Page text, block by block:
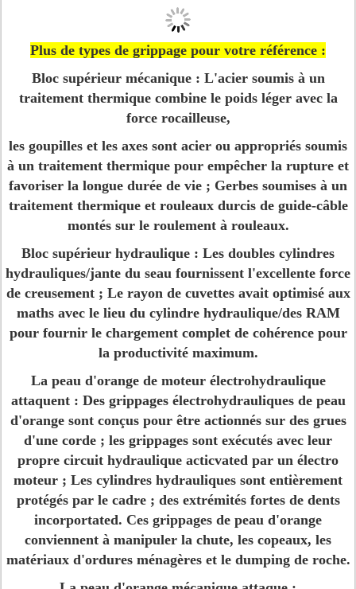
Plus de types de grippage pour votre référence :
Bloc supérieur mécanique : L'acier soumis à un
traitement thermique combine le poids léger avec la
force rocailleuse,
les goupilles et les axes sont acier ou appropriés soumis
à un traitement thermique pour empêcher la rupture et
favoriser la longue durée de vie ; Gerbes soumises à un
traitement thermique et rouleaux durcis de guide-câble
montés sur le roulement à rouleaux.
Bloc supérieur hydraulique : Les doubles cylindres
hydrauliques/jante du seau fournissent l'excellente force
de creusement ; Le rayon de cuvettes avait optimisé aux
maths avec le lieu du cylindre hydraulique/des RAM
pour fournir le chargement complet de cohérence pour
la productivité maximum.
La peau d'orange de moteur électrohydraulique
attaquent: Des grippages électrohydrauliques de peau
d'orange sont conçus pour être actionnés sur des grues
d'une corde ; les grippages sont exécutés avec leur
propre circuit hydraulique acticvated par un électro
moteur ; Les cylindres hydrauliques sont entièrement
protégés par le cadre ; des extrémités fortes de dents
incorportated. Ces grippages de peau d'orange
conviennent à manipuler la chute, les copeaux, les
matériaux d'ordures ménagères et le dumping de roche.